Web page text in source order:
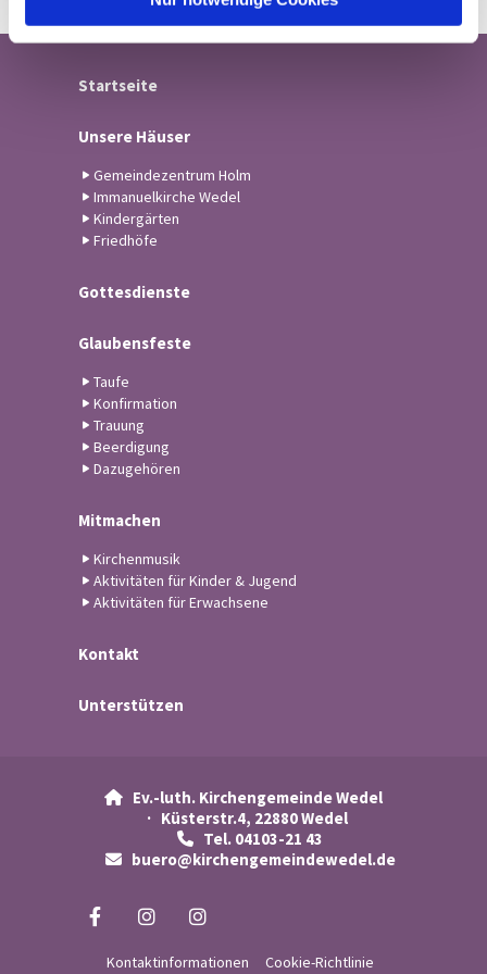
Startseite
Unsere Häuser
Gemeindezentrum Holm
Immanuelkirche Wedel
Kindergärten
Friedhöfe
Gottesdienste
Glaubensfeste
Taufe
Konfirmation
Trauung
Beerdigung
Dazugehören
Mitmachen
Kirchenmusik
Aktivitäten für Kinder & Jugend
Aktivitäten für Erwachsene
Kontakt
Unterstützen

Ev.-luth. Kirchengemeinde Wedel
· Küsterstr.4, 22880 Wedel
 Tel. 04103-21 43
buero@kirchengemeindewedel.de
Kontaktinformationen Cookie-Richtlinie